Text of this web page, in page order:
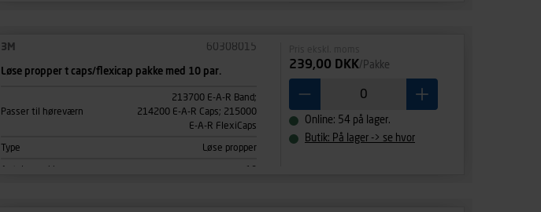
3M 60308015
Løse propper t caps/flexicap pakke med 10 par.
Passer til høreværn
213700 E-A-R Band;
214200 E-A-R Caps; 215000
E-A-R FlexiCaps
Type Løse propper
Antal pr. pakke 10
239,00 DKK/Pakke
Online: 54 på lager.
Butik: På lager -> se hvor